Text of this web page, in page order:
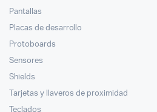
Pantallas
Placas de desarrollo
Protoboards
Sensores
Shields
Tarjetas y llaveros de proximidad
Teclados